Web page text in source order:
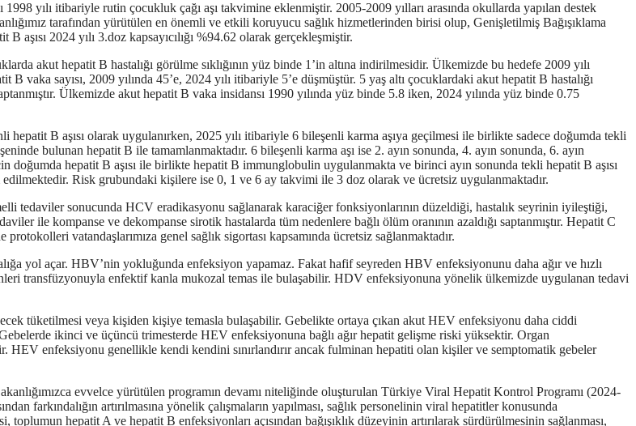
yılı itibariyle rutin çocukluk çağı aşı takvimine eklenmiştir. 2005-2009 yılları arasında okullarda yapılan destek
tarafından yürütülen en önemli ve etkili koruyucu sağlık hizmetlerinden birisi olup, Genişletilmiş Bağışıklama
aşısı 2024 yılı 3.doz kapsayıcılığı %94.62 olarak gerçekleşmiştir.
akut hepatit B hastalığı görülme sıklığının yüz binde 1’in altına indirilmesidir. Ülkemizde bu hedefe 2009 yılı
B vaka sayısı, 2009 yılında 45’e, 2024 yılı itibariyle 5’e düşmüştür. 5 yaş altı çocuklardaki akut hepatit B hastalığı
Ülkemizde akut hepatit B vaka insidansı 1990 yılında yüz binde 5.8 iken, 2024 yılında yüz binde 0.75
B aşısı olarak uygulanırken, 2025 yılı itibariyle 6 bileşenli karma aşıya geçilmesi ile birlikte sadece doğumda tekli
bulunan hepatit B ile tamamlanmaktadır. 6 bileşenli karma aşı ise 2. ayın sonunda, 4. ayın sonunda, 6. ayın
hepatit B aşısı ile birlikte hepatit B immunglobulin uygulanmakta ve birinci ayın sonunda tekli hepatit B aşısı
Risk grubundaki kişilere ise 0, 1 ve 6 ay takvimi ile 3 doz olarak ve ücretsiz uygulanmaktadır.
tedaviler sonucunda HCV eradikasyonu sağlanarak karaciğer fonksiyonlarının düzeldiği, hastalık seyrinin iyileştiği,
ile kompanse ve dekompanse sirotik hastalarda tüm nedenlere bağlı ölüm oranının azaldığı saptanmıştır. Hepatit C
vatandaşlarımıza genel sağlık sigortası kapsamında ücretsiz sağlanmaktadır.
yol açar. HBV’nin yokluğunda enfeksiyon yapamaz. Fakat hafif seyreden HBV enfeksiyonunu daha ağır ve hızlı
transfüzyonuyla enfektif kanla mukozal temas ile bulaşabilir. HDV enfeksiyonuna yönelik ülkemizde uygulanan tedavi
tüketilmesi veya kişiden kişiye temasla bulaşabilir. Gebelikte ortaya çıkan akut HEV enfeksiyonu daha ciddi
ikinci ve üçüncü trimesterde HEV enfeksiyonuna bağlı ağır hepatit gelişme riski yüksektir. Organ
HEV enfeksiyonu genellikle kendi kendini sınırlandırır ancak fulminan hepatiti olan kişiler ve semptomatik gebeler
evvelce yürütülen programın devamı niteliğinde oluşturulan Türkiye Viral Hepatit Kontrol Programı (2024-
farkındalığın artırılmasına yönelik çalışmaların yapılması, sağlık personelinin viral hepatitler konusunda
hepatit A ve hepatit B enfeksiyonları açısından bağışıklık düzeyinin artırılarak sürdürülmesinin sağlanması,